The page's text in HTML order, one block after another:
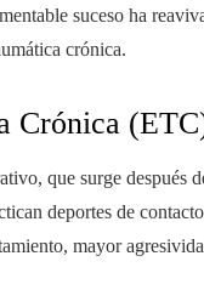
suceso ha
crónica.
Crónica
que surge después
deportes de
mayor